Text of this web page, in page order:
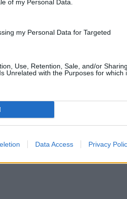
of my Personal Data.
my Personal Data for Targeted
Use, Retention, Sale, and/or Sharing
Unrelated with the Purposes for which
Data Access Privacy